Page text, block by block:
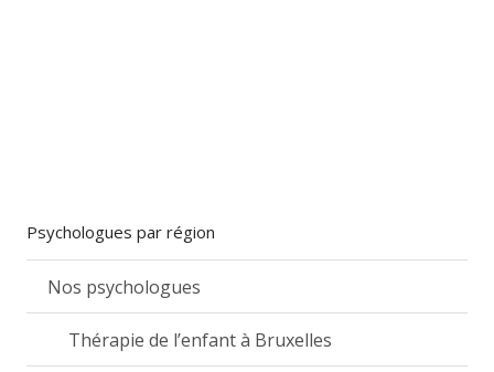
Psychologues par région
Nos psychologues
Thérapie de l’enfant à Bruxelles